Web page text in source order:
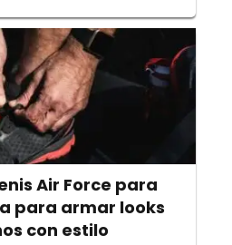
Air Force para
para armar looks
con estilo